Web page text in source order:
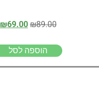
₪89.00
₪69.00
הוספה לסל